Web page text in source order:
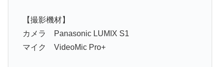
【撮影機材】
カメラ Panasonic LUMIX S1
マイク VideoMic Pro+